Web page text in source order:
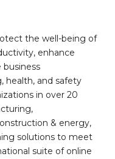
the well-being of
enhance
business
health, and safety
in over 20
& energy,
solutions to meet
suite of online